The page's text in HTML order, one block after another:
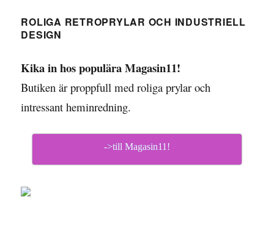
ROLIGA RETROPRYLAR OCH INDUSTRIELL
DESIGN
Kika in hos populära Magasin11!
Butiken är proppfull med roliga prylar och
intressant heminredning.
->till Magasin11!